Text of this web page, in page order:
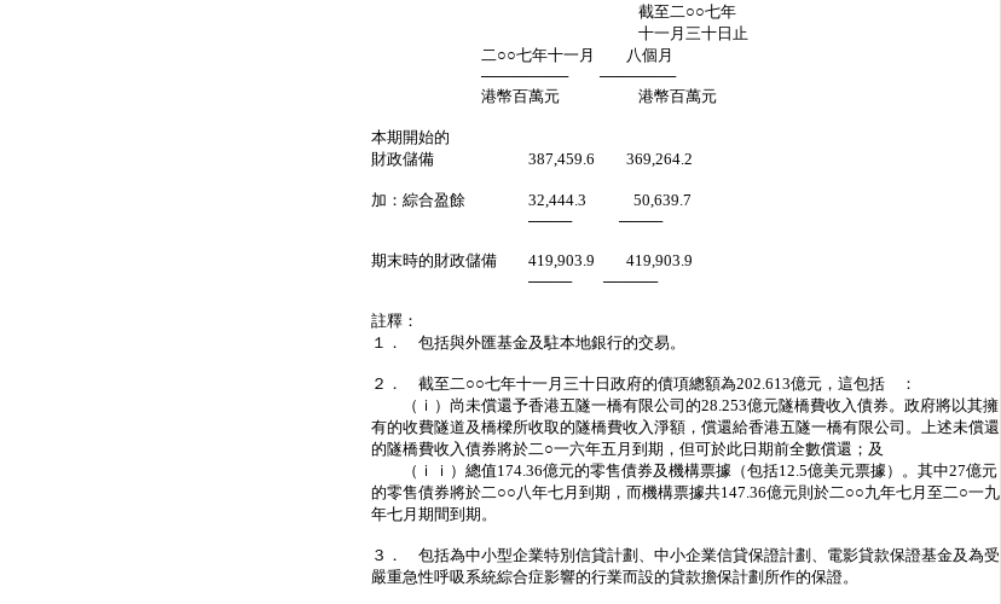
截至二○○七年
十一月三十日止
二○○七年十一月 八個月
──────── ───────
港幣百萬元 港幣百萬元
本期開始的
財政儲備 387,459.6 369,264.2
加：綜合盈餘 32,444.3 50,639.7
──── ────
期末時的財政儲備 419,903.9 419,903.9
──── ─────
註釋：
１． 包括與外匯基金及駐本地銀行的交易。
２． 截至二○○七年十一月三十日政府的債項總額為202.613億元，這包括 ：
（ｉ）尚未償還予香港五隧一橋有限公司的28.253億元隧橋費收入債券。政府將以其擁
有的收費隧道及橋樑所收取的隧橋費收入淨額，償還給香港五隧一橋有限公司。上述未償還
的隧橋費收入債券將於二○一六年五月到期，但可於此日期前全數償還；及
（ｉｉ）總值174.36億元的零售債券及機構票據（包括12.5億美元票據）。其中27億元
的零售債券將於二○○八年七月到期，而機構票據共147.36億元則於二○○九年七月至二○一九
年七月期間到期。
３． 包括為中小型企業特別信貸計劃、中小企業信貸保證計劃、電影貸款保證基金及為受
嚴重急性呼吸系統綜合症影響的行業而設的貸款擔保計劃所作的保證。